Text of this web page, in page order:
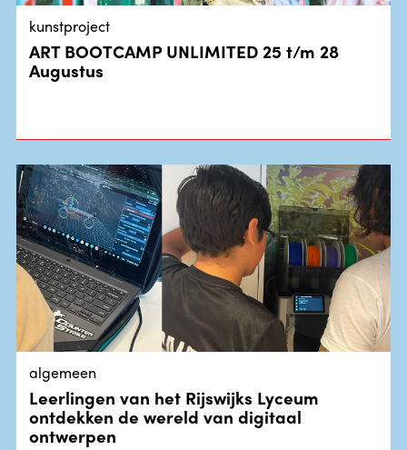
kunstproject
ART BOOTCAMP UNLIMITED 25 t/m 28
Augustus
algemeen
Leerlingen van het Rijswijks Lyceum
ontdekken de wereld van digitaal
ontwerpen